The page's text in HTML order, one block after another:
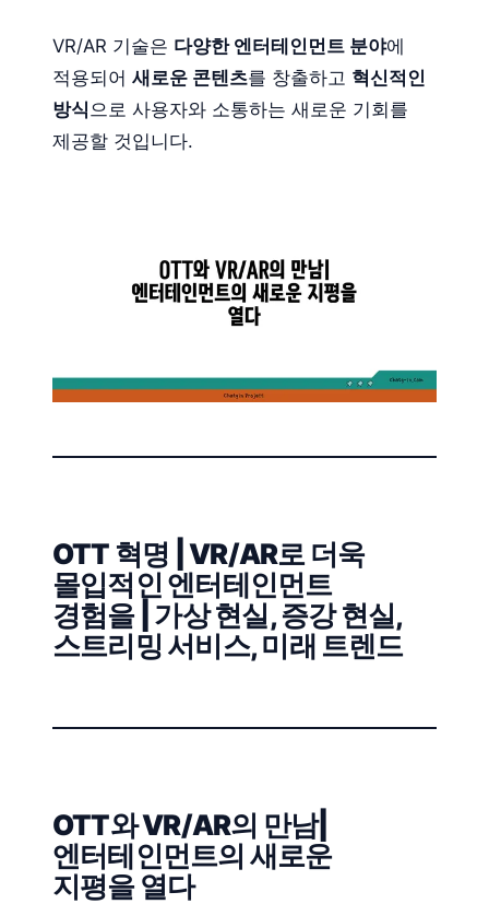
VR/AR 기술은 다양한 엔터테인먼트 분야에
적용되어 새로운 콘텐츠를 창출하고 혁신적인
방식으로 사용자와 소통하는 새로운 기회를
제공할 것입니다.
OTT 혁명 | VR/AR로 더욱
몰입적인 엔터테인먼트
경험을 | 가상 현실, 증강 현실,
스트리밍 서비스, 미래 트렌드
OTT와 VR/AR의 만남|
엔터테인먼트의 새로운
지평을 열다